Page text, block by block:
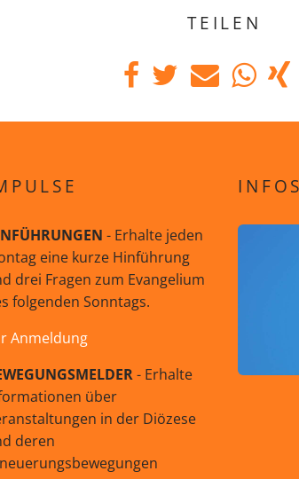
TEILEN
- Erhalte jeden
eine kurze Hinführung
drei Fragen zum Evangelium
folgenden Sonntags.
Anmeldung
- Erhalte
über
in der Diözese
deren